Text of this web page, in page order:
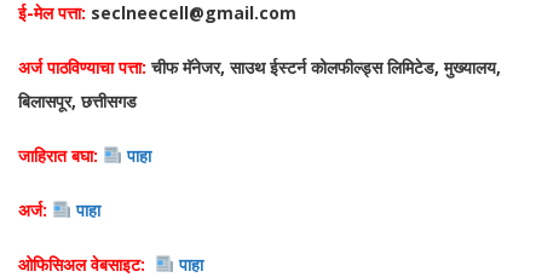
ई-मेल पत्ता: seclneecell@gmail.com
अर्ज पाठविण्याचा पत्ता: चीफ मॅनेजर, साउथ ईस्टर्न कोलफील्ड्स लिमिटेड, मुख्यालय,
बिलासपूर, छत्तीसगड
जाहिरात बघा: पाहा
अर्ज: पाहा
ओफिसिअल वेबसाइट: पाहा